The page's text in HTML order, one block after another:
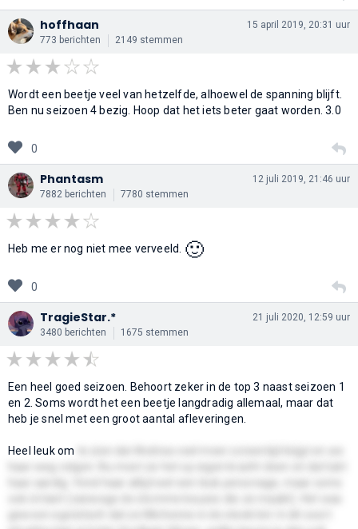
hoffhaan
773 berichten 2149 stemmen
15 april 2019, 20:31 uur
Wordt een beetje veel van hetzelfde, alhoewel de spanning blijft.
Ben nu seizoen 4 bezig. Hoop dat het iets beter gaat worden. 3.0
0
Phantasm
7882 berichten 7780 stemmen
12 juli 2019, 21:46 uur
Heb me er nog niet mee verveeld. 🙂
0
TragieStar.*
3480 berichten 1675 stemmen
21 juli 2020, 12:59 uur
Een heel goed seizoen. Behoort zeker in de top 3 naast seizoen 1
en 2. Soms wordt het een beetje langdradig allemaal, maar dat
heb je snel met een groot aantal afleveringen.
Heel leuk om